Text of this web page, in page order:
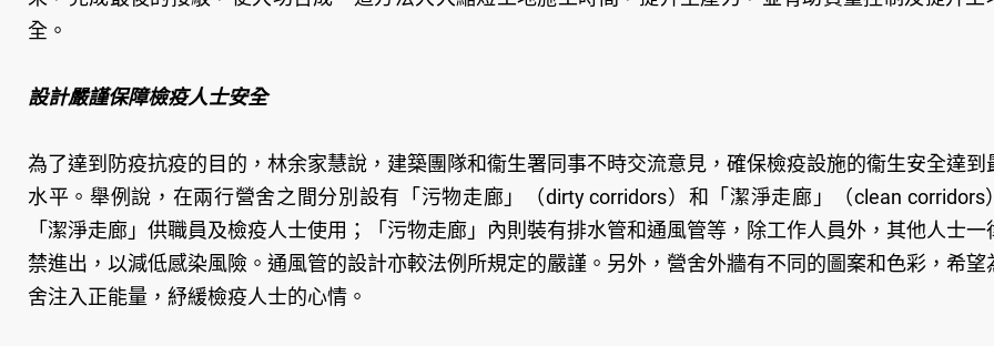
全。
設計嚴謹保障檢疫人士安全
為了達到防疫抗疫的目的，林余家慧說，建築團隊和衞生署同事不時交流意見，確保檢疫設施的衞生安全達到
水平。舉例說，在兩行營舍之間分別設有「污物走廊」（dirty corridors）和「潔淨走廊」（clean corridors
「潔淨走廊」供職員及檢疫人士使用；「污物走廊」內則裝有排水管和通風管等，除工作人員外，其他人士一
禁進出，以減低感染風險。通風管的設計亦較法例所規定的嚴謹。另外，營舍外牆有不同的圖案和色彩，希望
舍注入正能量，紓緩檢疫人士的心情。